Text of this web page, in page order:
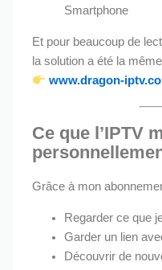
Smartphone
Et pour beaucoup de
la solution a été la
www.dragon-
Ce que l’IPTV
Grâce à mon
Regarder ce que
Garder un lien
Découvrir de